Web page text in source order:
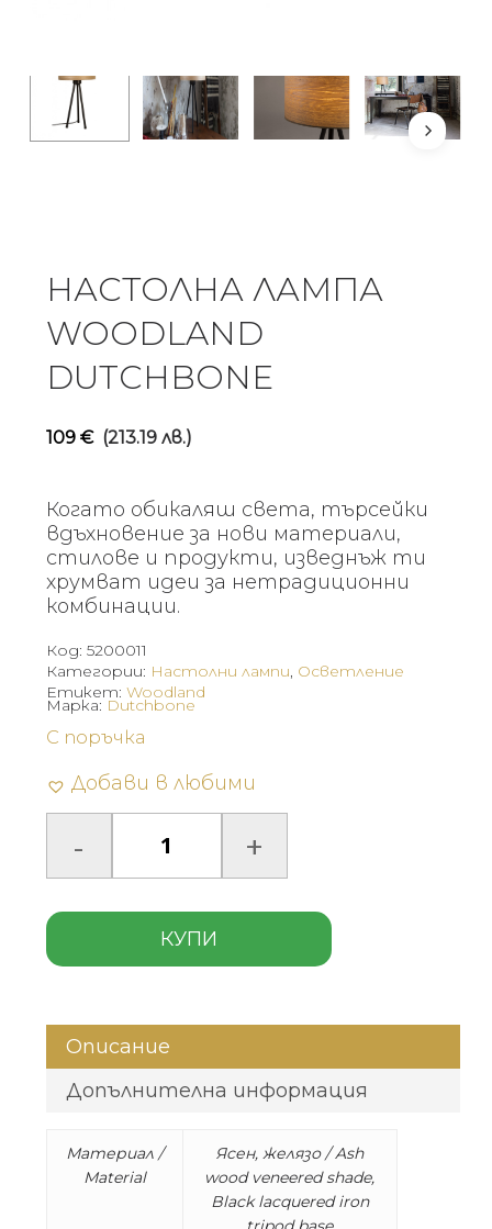
НАСТОЛНА ЛАМПА
WOODLAND
DUTCHBONE
109 € (213.19 лв.)
Когато обикаляш света, търсейки
вдъхновение за нови материали,
стилове и продукти, изведнъж ти
хрумват идеи за нетрадиционни
комбинации.
Код: 5200011
Категории: Настолни лампи, Осветление
Етикет: Woodland
С поръчка
Добави в любими
КУПИ
Марка: Dutchbone
Описание
Допълнителна информация
Материал /
Material
Ясен, желязо / Ash
wood veneered shade,
Black lacquered iron